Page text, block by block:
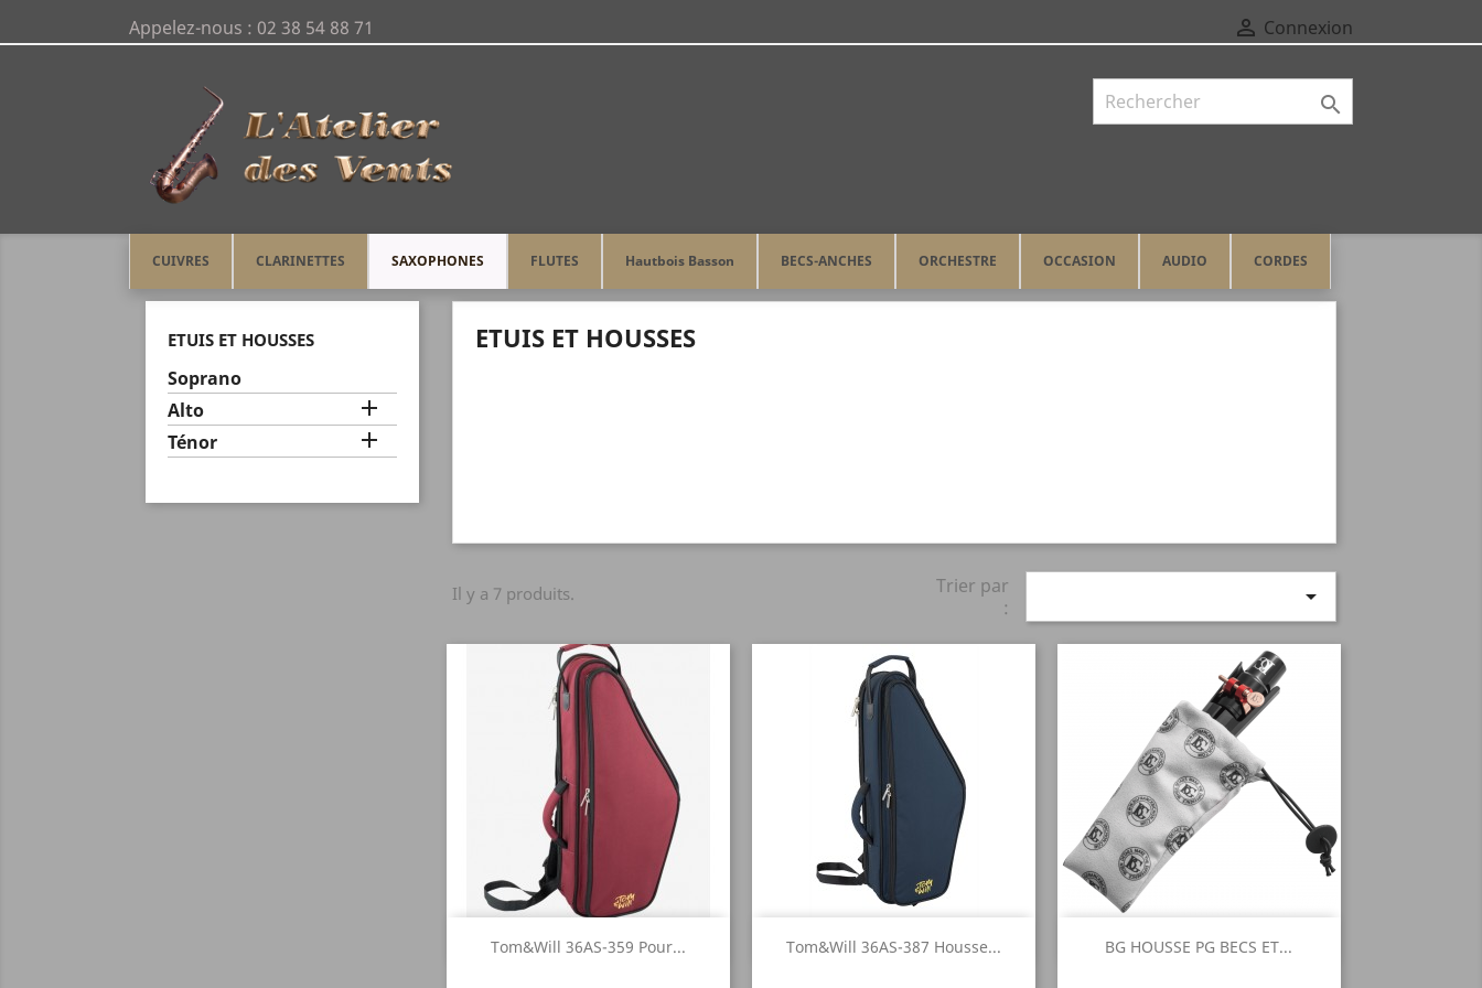
Appelez-nous : 02 38 54 88 71  Connexion

CUIVRES CLARINETTES SAXOPHONES FLUTES Hautbois Basson BECS-ANCHES ORCHESTRE OCCASION AUDIO CORDES
Accueil SAXOPHONES ETUIS ET HOUSSES
ETUIS ET HOUSSES
Soprano
Alto

Ténor 
ETUIS ET HOUSSES
Il y a 7 produits.
Trier par
:

Tom&Will 36AS-359 Pour...
Aperçu rapide Tom&Will 36AS-387 Housse...
Aperçu rapide BG HOUSSE PG BECS ET...
Aperçu rapide